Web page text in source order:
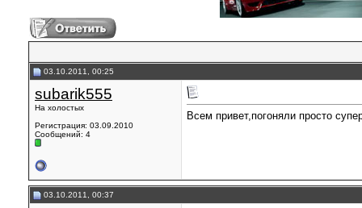
03.10.2011, 00:25
subarik555
На холостых
Регистрация: 03.09.2010
Сообщений: 4
Всем привет,погоняли просто
03.10.2011, 00:37